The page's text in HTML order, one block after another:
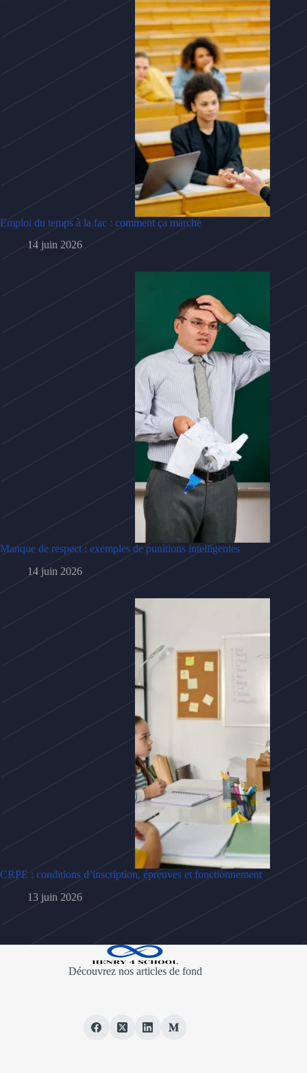
Emploi du temps à la fac : comment ça marche
14 juin 2026
Manque de respect : exemples de punitions intelligentes
14 juin 2026
CRPE : conditions d’inscription, épreuves et fonctionnement
13 juin 2026
Découvrez nos articles de fond